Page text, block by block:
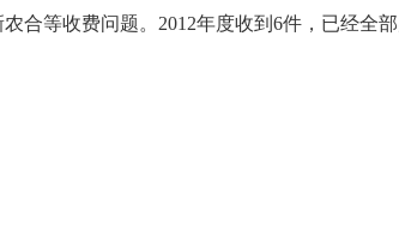
等收费问题。2012年度收到6件，已经全